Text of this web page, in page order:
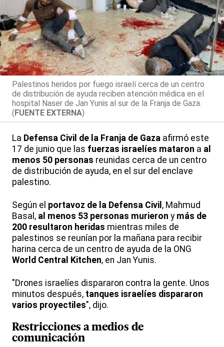
Palestinos heridos por fuego israelí cerca de un centro
de distribución de ayuda reciben atención médica en el
hospital Naser de Jan Yunis al sur de la Franja de Gaza.
(FUENTE EXTERNA)
La Defensa Civil de la Franja de Gaza afirmó este
17 de junio que las fuerzas israelíes mataron a al
menos 50 personas reunidas cerca de un centro
de distribución de ayuda, en el sur del enclave
palestino.
Según el portavoz de la Defensa Civil , Mahmud
Basal, al menos 53 personas murieron y más de
200 resultaron heridas mientras miles de
palestinos se reunían por la mañana para recibir
harina cerca de un centro de ayuda de la ONG
World Central Kitchen, en Jan Yunis.
"Drones israelíes dispararon contra la gente. Unos
minutos después, tanques israelíes dispararon
varios proyectiles", dijo.
Restricciones amedios de
comunicación